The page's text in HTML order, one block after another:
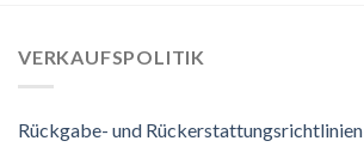
VERKAUFSPOLITIK
Rückgabe- und Rückerstattungsrichtlinien